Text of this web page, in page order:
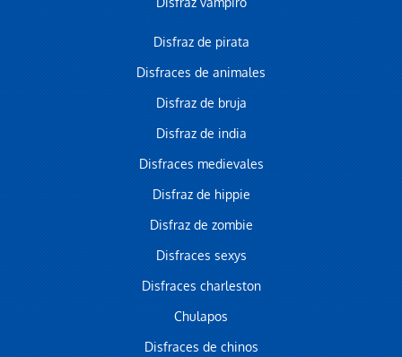
Disfraz de pirata
Disfraces de animales
Disfraz de bruja
Disfraz de india
Disfraces medievales
Disfraz de hippie
Disfraz de zombie
Disfraces sexys
Disfraces charleston
Chulapos
Disfraces de chinos